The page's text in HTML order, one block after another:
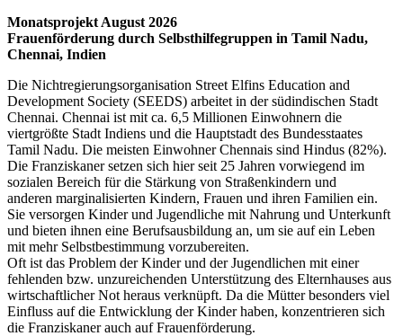
Monatsprojekt August 2026
Frauenförderung durch Selbsthilfegruppen in Tamil Nadu,
Chennai, Indien
Die Nichtregierungsorganisation Street Elfins Education and
Development Society (SEEDS) arbeitet in der südindischen Stadt
Chennai. Chennai ist mit ca. 6,5 Millionen Einwohnern die
viertgrößte Stadt Indiens und die Hauptstadt des Bundesstaates
Tamil Nadu. Die meisten Einwohner Chennais sind Hindus (82%).
Die Franziskaner setzen sich hier seit 25 Jahren vorwiegend im
sozialen Bereich für die Stärkung von Straßenkindern und
anderen marginalisierten Kindern, Frauen und ihren Familien ein.
Sie versorgen Kinder und Jugendliche mit Nahrung und Unterkunft
und bieten ihnen eine Berufsausbildung an, um sie auf ein Leben
mit mehr Selbstbestimmung vorzubereiten.
Oft ist das Problem der Kinder und der Jugendlichen mit einer
fehlenden bzw. unzureichenden Unterstützung des Elternhauses aus
wirtschaftlicher Not heraus verknüpft. Da die Mütter besonders viel
Einfluss auf die Entwicklung der Kinder haben, konzentrieren sich
die Franziskaner auch auf Frauenförderung.